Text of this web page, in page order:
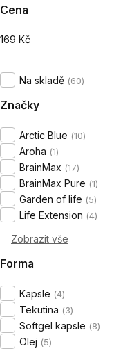
Cena
169 Kč
Na skladě 60
Značky
Arctic Blue 10
Aroha 1
BrainMax 17
BrainMax Pure 1
Garden of life 5
Life Extension 4
Zobrazit vše
Forma
Kapsle 4
Tekutina 3
Softgel kapsle 8
Olej 5